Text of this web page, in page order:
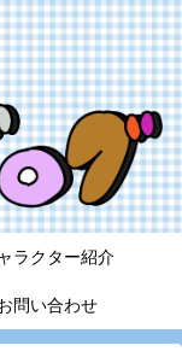
ラクター紹介
問い合わせ